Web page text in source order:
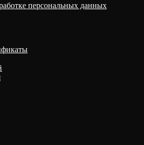
персональных данных